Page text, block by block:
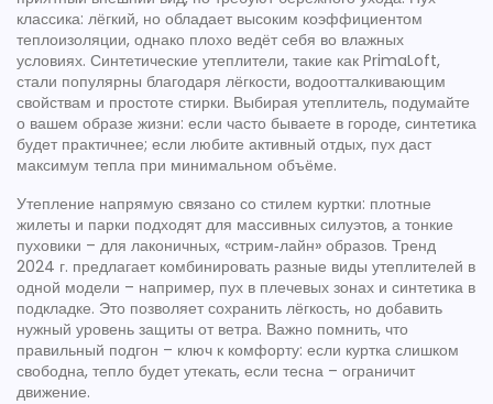
классика: лёгкий, но обладает высоким коэффициентом
теплоизоляции, однако плохо ведёт себя во влажных
условиях. Синтетические утеплители, такие как PrimaLoft,
стали популярны благодаря лёгкости, водоотталкивающим
свойствам и простоте стирки. Выбирая утеплитель, подумайте
о вашем образе жизни: если часто бываете в городе, синтетика
будет практичнее; если любите активный отдых, пух даст
максимум тепла при минимальном объёме.
Утепление напрямую связано со стилем куртки: плотные
жилеты и парки подходят для массивных силуэтов, а тонкие
пуховики – для лаконичных, «стрим‑лайн» образов. Тренд
2024 г. предлагает комбинировать разные виды утеплителей в
одной модели – например, пух в плечевых зонах и синтетика в
подкладке. Это позволяет сохранить лёгкость, но добавить
нужный уровень защиты от ветра. Важно помнить, что
правильный подгон – ключ к комфорту: если куртка слишком
свободна, тепло будет утекать, если тесна – ограничит
движение.